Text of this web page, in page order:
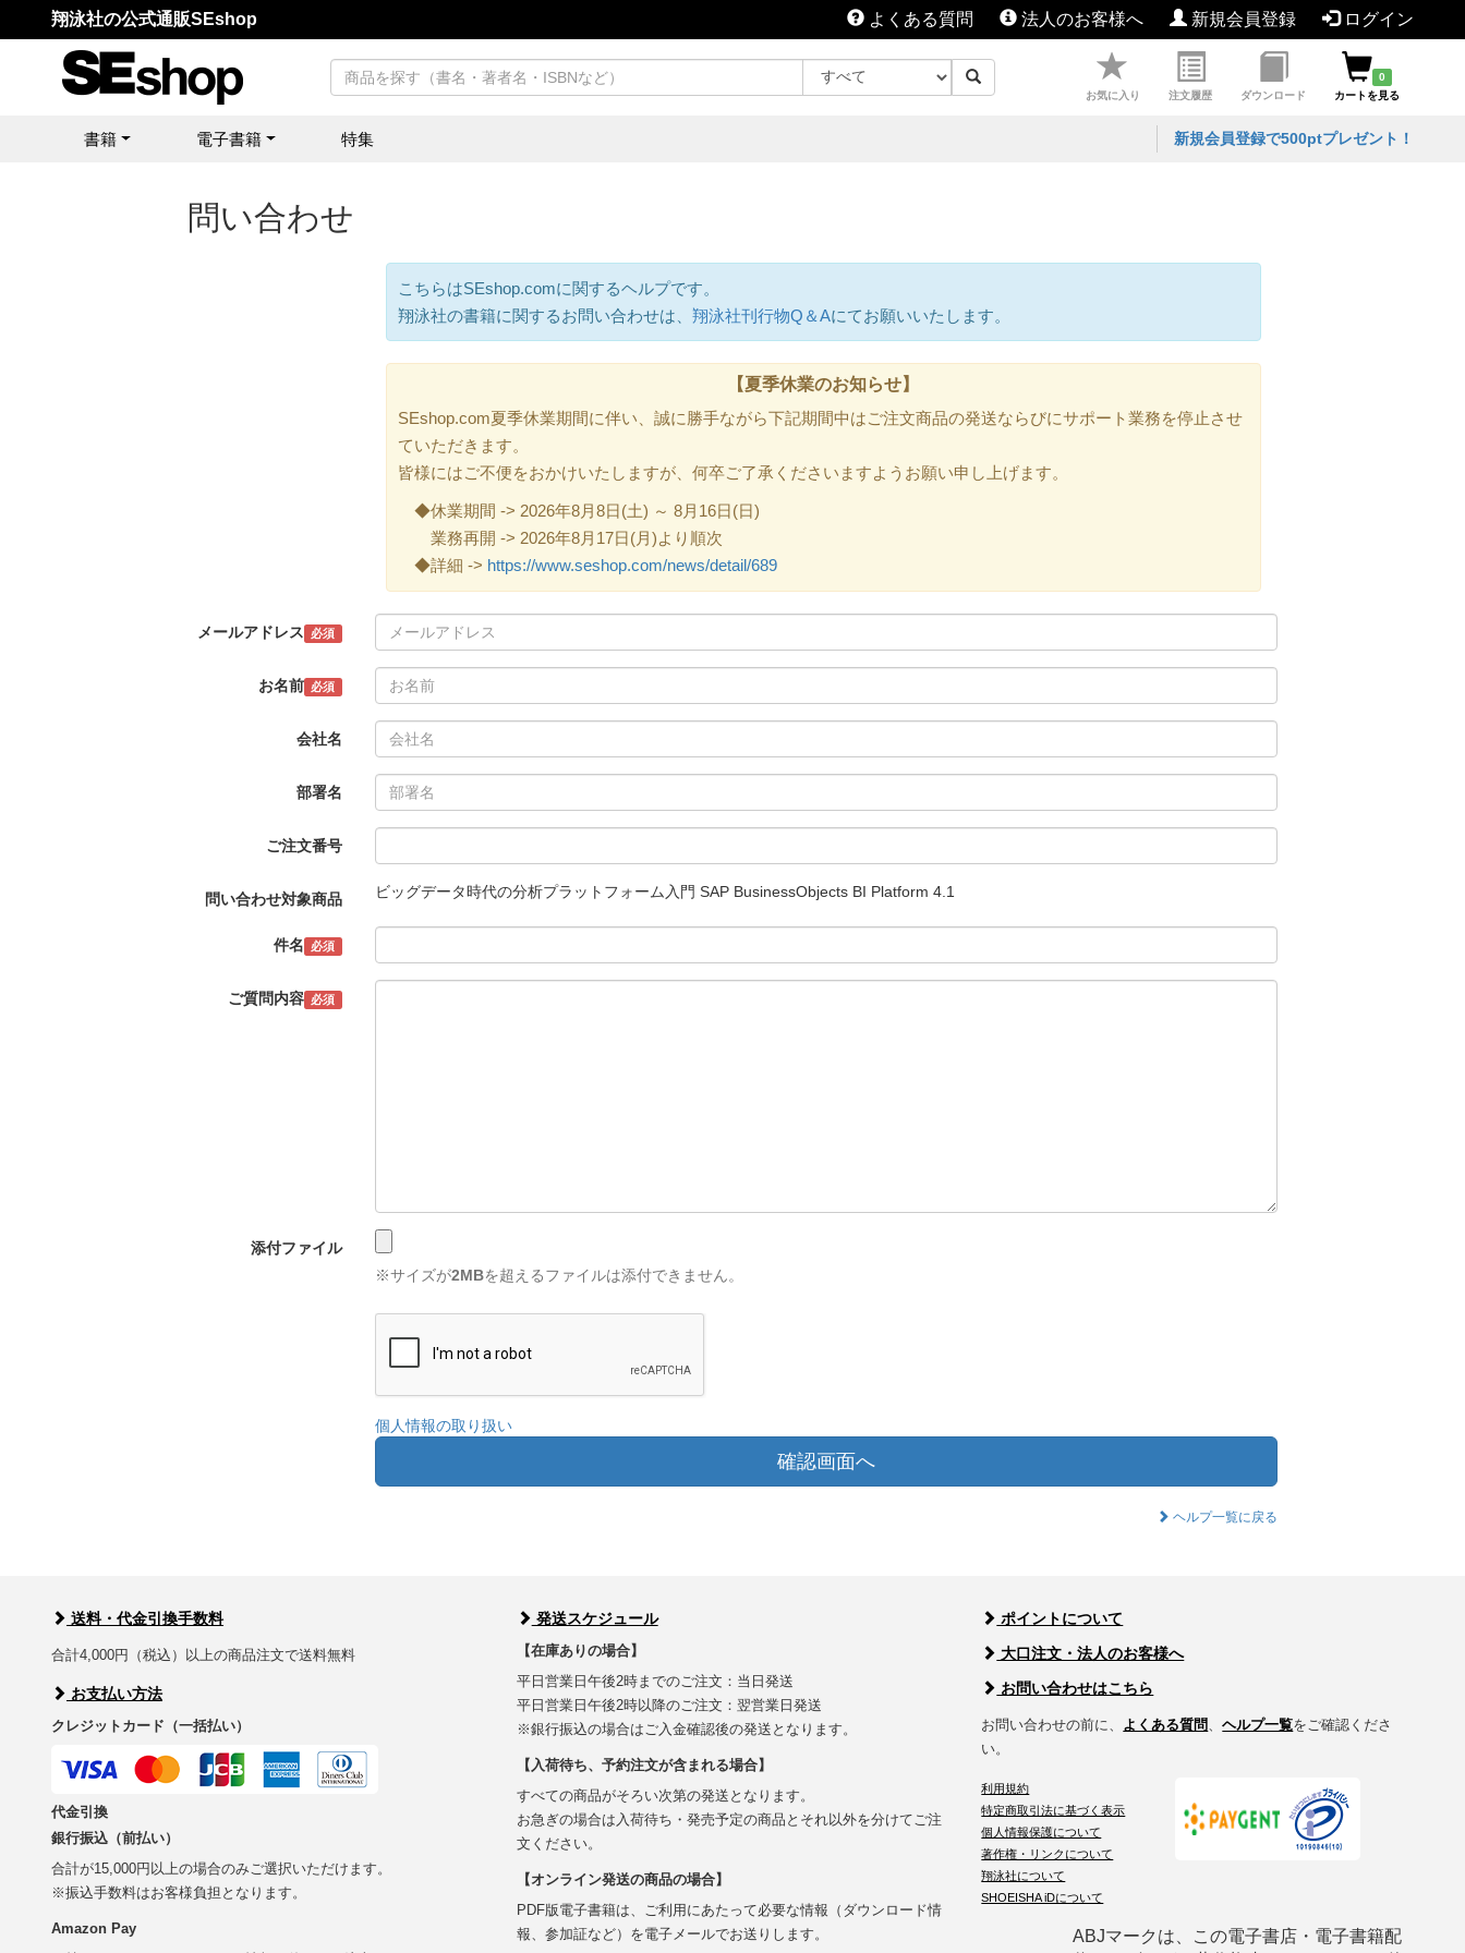
翔泳社の公式通販SEshop よくある質問 法人のお客様へ 新規会員登録 ログイン
お気に入り 注文履歴 ダウンロード
0
カートを見る
書籍 電子書籍 特集 新規会員登録で500ptプレゼント！
問い合わせ
こちらはSEshop.comに関するヘルプです。
翔泳社の書籍に関するお問い合わせは、 翔泳社刊行物Q＆Aにてお願いいたします。
【夏季休業のお知らせ】
SEshop.com夏季休業期間に伴い、誠に勝手ながら下記期間中はご注文商品の発送ならびにサポート業務を停止させ
ていただきます。
皆様にはご不便をおかけいたしますが、何卒ご了承くださいますようお願い申し上げます。
◆休業期間 -> 2026年8月8日(土) ～ 8月16日(日)
業務再開 -> 2026年8月17日(月)より順次
◆詳細 -> https://www.seshop.com/news/detail/689
メールアドレス 必須
お名前 必須
会社名
部署名
ご注文番号
問い合わせ対象商品 ビッグデータ時代の分析プラットフォーム入門 SAP BusinessObjects BI Platform 4.1
件名 必須
ご質問内容 必須
添付ファイル
※サイズが2MBを超えるファイルは添付できません。
個人情報の取り扱い
確認画面へ
ヘルプ一覧に戻る
送料・代金引換手数料
合計4,000円（税込）以上の商品注文で送料無料
お支払い方法
クレジットカード（一括払い）
代金引換
銀行振込（前払い）
合計が15,000円以上の場合のみご選択いただけます。
※振込手数料はお客様負担となります。
Amazon Pay
発送スケジュール
【在庫ありの場合】
平日営業日午後2時までのご注文：当日発送
平日営業日午後2時以降のご注文：翌営業日発送
※銀行振込の場合はご入金確認後の発送となります。
【入荷待ち、予約注文が含まれる場合】
すべての商品がそろい次第の発送となります。
お急ぎの場合は入荷待ち・発売予定の商品とそれ以外を分けてご注
文ください。
【オンライン発送の商品の場合】
PDF版電子書籍は、ご利用にあたって必要な情報（ダウンロード情
報、参加証など）を電子メールでお送りします。
ポイントについて
大口注文・法人のお客様へ
お問い合わせはこちら
お問い合わせの前に、 よくある質問、ヘルプ一覧をご確認くださ
い。
利用規約
特定商取引法に基づく表示
個人情報保護について
著作権・リンクについて
翔泳社について
SHOEISHA iDについて
ABJマークは、この電子書店・電子書籍配